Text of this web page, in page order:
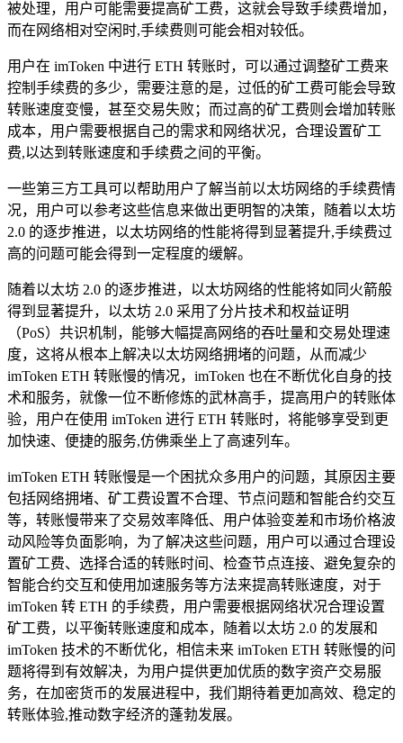
被处理，用户可能需要提高矿工费，这就会导致手续费增加，
而在网络相对空闲时,手续费则可能会相对较低。
用户在 imToken 中进行 ETH 转账时，可以通过调整矿工费来
控制手续费的多少，需要注意的是，过低的矿工费可能会导致
转账速度变慢，甚至交易失败；而过高的矿工费则会增加转账
成本，用户需要根据自己的需求和网络状况，合理设置矿工
费,以达到转账速度和手续费之间的平衡。
一些第三方工具可以帮助用户了解当前以太坊网络的手续费情
况，用户可以参考这些信息来做出更明智的决策，随着以太坊
2.0 的逐步推进，以太坊网络的性能将得到显著提升,手续费过
高的问题可能会得到一定程度的缓解。
随着以太坊 2.0 的逐步推进，以太坊网络的性能将如同火箭般
得到显著提升，以太坊 2.0 采用了分片技术和权益证明
（PoS）共识机制，能够大幅提高网络的吞吐量和交易处理速
度，这将从根本上解决以太坊网络拥堵的问题，从而减少
imToken ETH 转账慢的情况，imToken 也在不断优化自身的技
术和服务，就像一位不断修炼的武林高手，提高用户的转账体
验，用户在使用 imToken 进行 ETH 转账时，将能够享受到更
加快速、便捷的服务,仿佛乘坐上了高速列车。
imToken ETH 转账慢是一个困扰众多用户的问题，其原因主要
包括网络拥堵、矿工费设置不合理、节点问题和智能合约交互
等，转账慢带来了交易效率降低、用户体验变差和市场价格波
动风险等负面影响，为了解决这些问题，用户可以通过合理设
置矿工费、选择合适的转账时间、检查节点连接、避免复杂的
智能合约交互和使用加速服务等方法来提高转账速度，对于
imToken 转 ETH 的手续费，用户需要根据网络状况合理设置
矿工费，以平衡转账速度和成本，随着以太坊 2.0 的发展和
imToken 技术的不断优化，相信未来 imToken ETH 转账慢的问
题将得到有效解决，为用户提供更加优质的数字资产交易服
务，在加密货币的发展进程中，我们期待着更加高效、稳定的
转账体验,推动数字经济的蓬勃发展。